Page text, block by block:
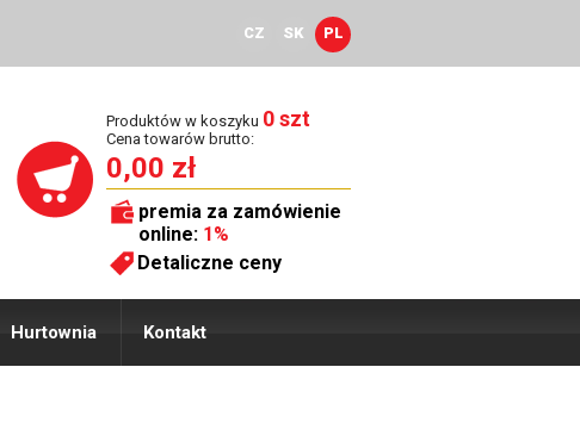
CZ SK PL
Produktów w koszyku 0 szt
Cena towarów brutto:
0,00 zł
premia za zamówienie
online: 1%
Detaliczne ceny
Hurtownia Kontakt